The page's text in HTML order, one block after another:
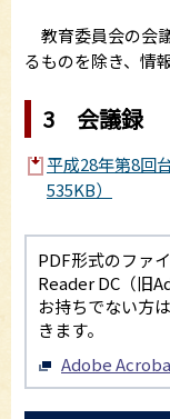
教育委員会の会
るものを除き、情
3 会議録
平成28年第8回
535KB）
PDF形式のファ
Reader DC（旧
お持ちでない方
きます。
Adobe